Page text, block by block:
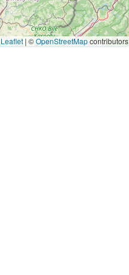
Leaflet | ©OpenStreetMapcontributors